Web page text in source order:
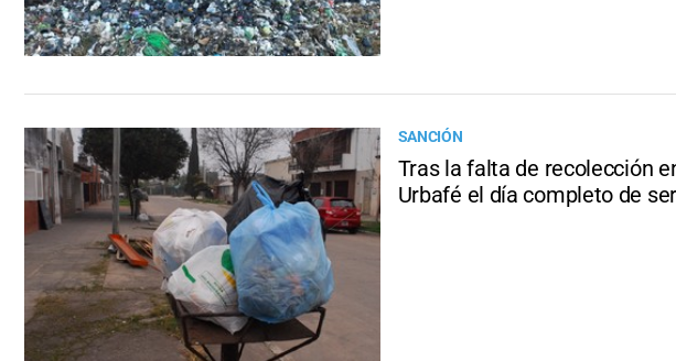
SANCIÓN
Tras la falta de recolección
Urbafé el día completo de